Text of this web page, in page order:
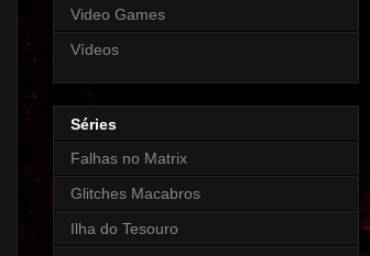
Video Games
Vídeos
Séries
Falhas no Matrix
Glitches Macabros
Ilha do Tesouro